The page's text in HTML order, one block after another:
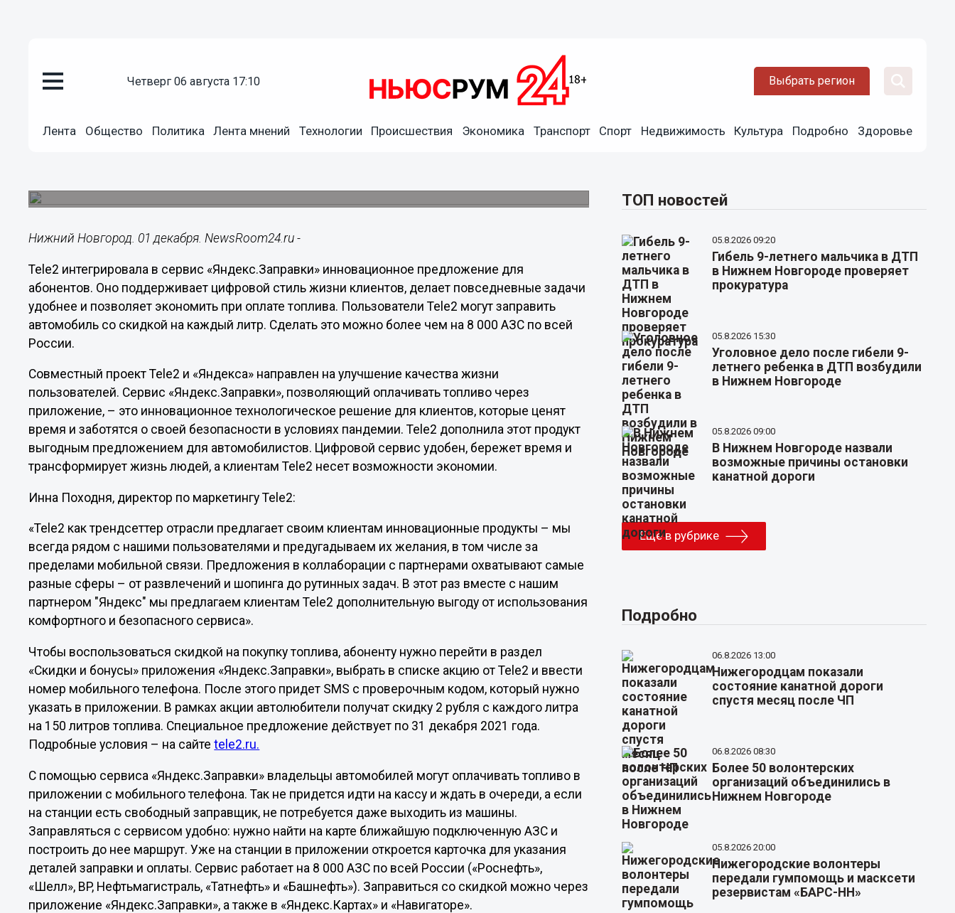
четверг 06 августа 17:10 Выбрать регион
Лента Общество Политика Лента мнений Технологии Происшествия Экономика Транспорт Спорт Недвижимость Культура Подробно Здоровье
Нижегородцы теперь могут заправлять автомобили
Нижний Новгород. 01 декабря. NewsRoom24.ru -
Tele2 интегрировала в сервис «Яндекс.Заправки» инновационное предложение для
абонентов. Оно поддерживает цифровой стиль жизни клиентов, делает повседневные задачи
удобнее и позволяет экономить при оплате топлива. Пользователи Tele2 могут заправить
автомобиль со скидкой на каждый литр. Сделать это можно более чем на 8 000 АЗС по всей
России.
Совместный проект Tele2 и «Яндекса» направлен на улучшение качества жизни
пользователей. Сервис «Яндекс.Заправки», позволяющий оплачивать топливо через
приложение, – это инновационное технологическое решение для клиентов, которые ценят
время и заботятся о своей безопасности в условиях пандемии. Tele2 дополнила этот продукт
выгодным предложением для автомобилистов. Цифровой сервис удобен, бережет время и
трансформирует жизнь людей, а клиентам Tele2 несет возможности экономии.
Инна Походня, директор по маркетингу Tele2:
«Tele2 как трендсеттер отрасли предлагает своим клиентам инновационные продукты – мы
всегда рядом с нашими пользователями и предугадываем их желания, в том числе за
пределами мобильной связи. Предложения в коллаборации с партнерами охватывают самые
разные сферы – от развлечений и шопинга до рутинных задач. В этот раз вместе с нашим
партнером "Яндекс" мы предлагаем клиентам Tele2 дополнительную выгоду от использования
комфортного и безопасного сервиса».
Чтобы воспользоваться скидкой на покупку топлива, абоненту нужно перейти в раздел
«Скидки и бонусы» приложения «Яндекс.Заправки», выбрать в списке акцию от Tele2 и ввести
номер мобильного телефона. После этого придет SMS с проверочным кодом, который нужно
указать в приложении. В рамках акции автолюбители получат скидку 2 рубля с каждого литра
на 150 литров топлива. Специальное предложение действует по 31 декабря 2021 года.
Подробные условия – на сайтеtele2.ru.
С помощью сервиса «Яндекс.Заправки» владельцы автомобилей могут оплачивать топливо в
приложении с мобильного телефона. Так не придется идти на кассу и ждать в очереди, а если
на станции есть свободный заправщик, не потребуется даже выходить из машины.
Заправляться с сервисом удобно: нужно найти на карте ближайшую подключенную АЗС и
построить до нее маршрут. Уже на станции в приложении откроется карточка для указания
деталей заправки и оплаты. Сервис работает на 8 000 АЗС по всей России («Роснефть»,
«Шелл», BP, Нефтьмагистраль, «Татнефть» и «Башнефть»). Заправиться со скидкой можно через
приложение «Яндекс.Заправки», а также в «Яндекс.Картах» и «Навигаторе».
ТОП новостей
05.8.2026 09:20
Гибель 9-летнего мальчика в ДТП
в Нижнем Новгороде проверяет
прокуратура
05.8.2026 15:30
Уголовное дело после гибели 9-
летнего ребенка в ДТП возбудили
в Нижнем Новгороде
05.8.2026 09:00
В Нижнем Новгороде назвали
возможные причины остановки
канатной дороги
Еще в рубрике
Подробно
06.8.2026 13:00
Нижегородцам показали
состояние канатной дороги
спустя месяц после ЧП
06.8.2026 08:30
Более 50 волонтерских
организаций объединились в
Нижнем Новгороде
05.8.2026 20:00
Нижегородские волонтеры
передали гумпомощь и масксети
резервистам «БАРС-НН»